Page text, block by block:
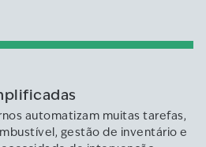
automatizam muitas tarefas,
gestão de inventário e